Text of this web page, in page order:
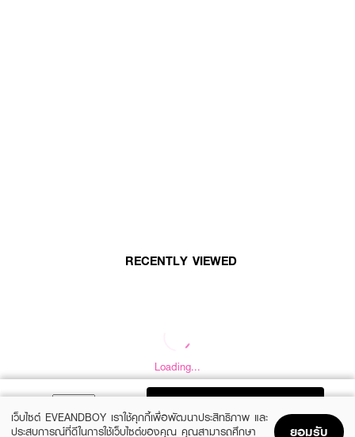
RECENTLY VIEWED
Loading...
เว็บไซต์ EVEANDBOY เราใช้คุกกี้เพื่อพัฒนาประสิทธิภาพ และ
ประสบการณ์ที่ดีในการใช้เว็บไซต์ของคุณ คุณสามารถศึกษา
ยอมรับ